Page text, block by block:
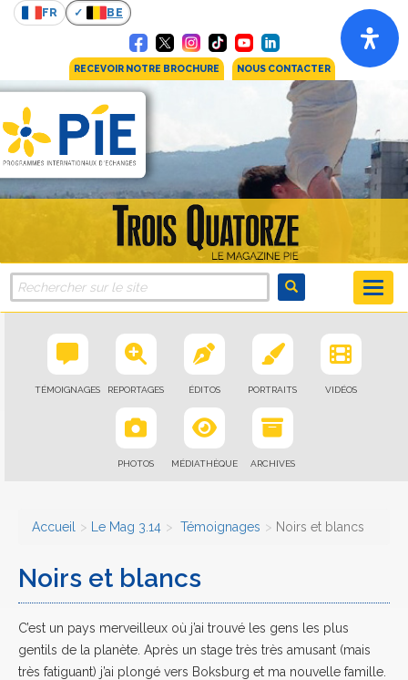
FR BE
RECEVOIR NOTRE BROCHURE NOUS CONTACTER
TÉMOIGNAGES REPORTAGES ÉDITOS PORTRAITS VIDÉOS
PHOTOS MÉDIATHÈQUE ARCHIVES
Accueil Le Mag 3.14 Témoignages Noirs et blancs
Noirs et blancs
C’est un pays merveilleux où j’ai trouvé les gens les plus
gentils de la planète. Après un stage très très amusant (mais
très fatiguant) j’ai plongé vers Boksburg et ma nouvelle famille.